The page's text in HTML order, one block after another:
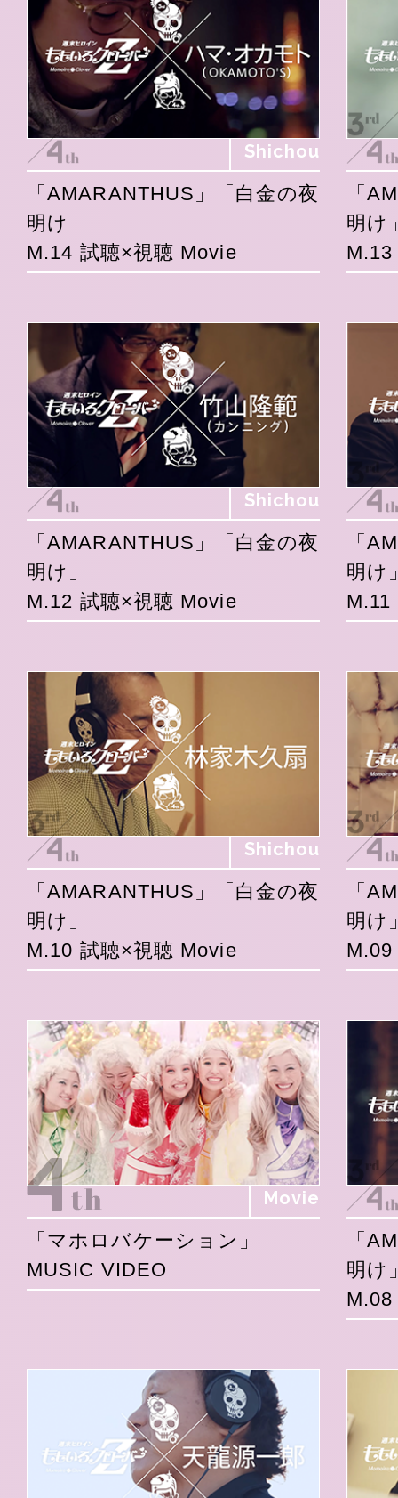
Shichou
「AMARANTHUS」「白金の夜
明け」
M.14 試聴×視聴 Movie
「
明け
Shichou
「AMARANTHUS」「白金の夜
明け」
M.12 試聴×視聴 Movie
「
明け
Shichou
「AMARANTHUS」「白金の夜
明け」
M.10 試聴×視聴 Movie
「
明け
Movie
「マホロバケーション」
MUSIC VIDEO
「
明け